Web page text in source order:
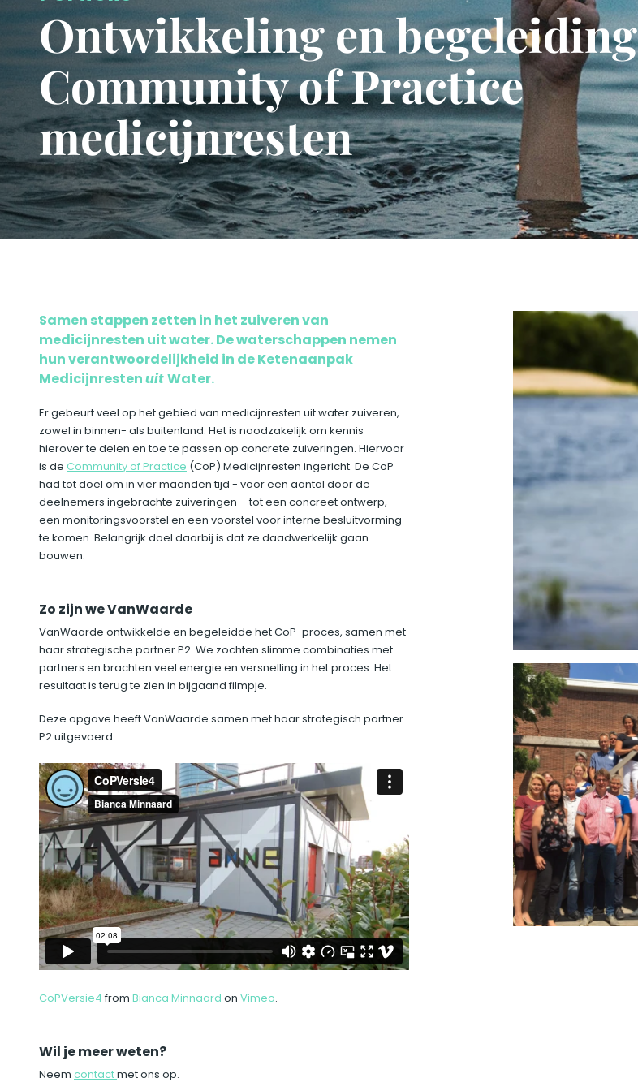
Ontwikkeling en begeleiding
Community of Practice
medicijnresten
Samen stappen zetten in het zuiveren van
medicijnresten uit water. De waterschappen nemen
hun verantwoordelijkheid in de Ketenaanpak
MedicijnrestenuitWater.
Er gebeurt veel op het gebied van medicijnresten uit water zuiveren,
zowel in binnen- als buitenland. Het is noodzakelijk om kennis
hierover te delen en toe te passen op concrete zuiveringen. Hiervoor
is de Community of Practice (CoP) Medicijnresten ingericht. De CoP
had tot doel om in vier maanden tijd - voor een aantal door de
deelnemers ingebrachte zuiveringen – tot een concreet ontwerp,
een monitoringsvoorstel en een voorstel voor interne besluitvorming
te komen. Belangrijk doel daarbij is dat ze daadwerkelijk gaan
bouwen.
Zo zijn we VanWaarde
VanWaarde ontwikkelde en begeleidde het CoP-proces, samen met
haar strategische partner P2. We zochten slimme combinaties met
partners en brachten veel energie en versnelling in het proces. Het
resultaat is terug te zien in bijgaand filmpje.
Deze opgave heeft VanWaarde samen met haar strategisch partner
P2 uitgevoerd.
CoPVersie4from Bianca Minnaard on Vimeo.
Wil je meer weten?
Neem contactmet ons op.